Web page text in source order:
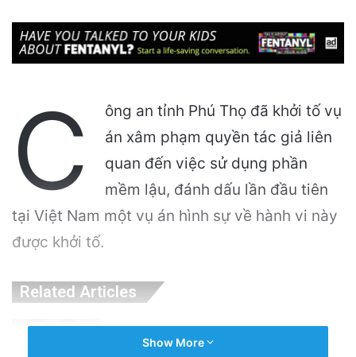
C
ông an tỉnh Phú Thọ đã khởi tố vụ
án xâm phạm quyền tác giả liên
quan đến việc sử dụng phần
mềm lậu, đánh dấu lần đầu tiên
tại Việt Nam một vụ án hình sự về hành vi này
được khởi tố.
Related Articles
Show More